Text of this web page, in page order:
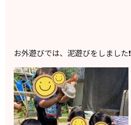
お外遊びでは、泥遊びをしました❗️